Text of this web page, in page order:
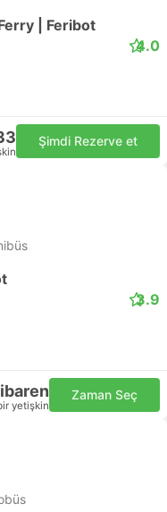
| Feribot
4.0
Şimdi Rezerve et
3.9
yetişkin
Zaman Seç